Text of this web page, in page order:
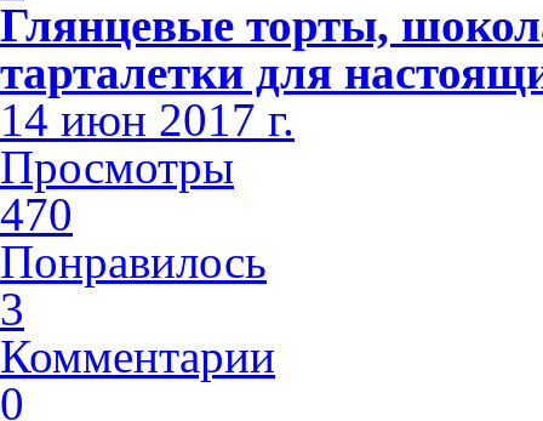
Глянцевые торты,
тарталетки для
14 июн 2017 г.
Просмотры
470
Понравилось
3
Комментарии
0